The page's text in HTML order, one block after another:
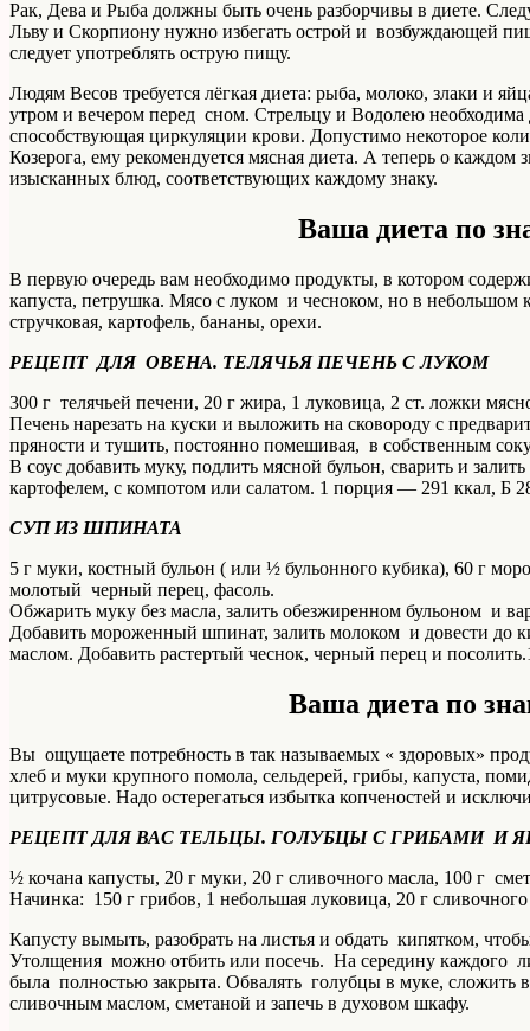
Рак, Дева и Рыба должны быть очень разборчивы в диете.
Льву и Скорпиону нужно избегать острой и возбуждающей
следует употреблять острую пищу.
Людям Весов требуется лёгкая диета: рыба, молоко, злаки и
утром и вечером перед сном. Стрельцу и Водолею
способствующая циркуляции крови. Допустимо некоторое
Козерога, ему рекомендуется мясная диета. А теперь о
изысканных блюд, соответствующих каждому знаку.
Ваша диета по
В первую очередь вам необходимо продукты, в котором
капуста, петрушка. Мясо с луком и чесноком, но в небольшом
стручковая, картофель, бананы, орехи.
РЕЦЕПТ ДЛЯ ОВЕНА. ТЕЛЯЧЬЯ ПЕЧЕНЬ С ЛУКОМ
300 г телячьей печени, 20 г жира, 1 луковица, 2 ст. ложки
Печень нарезать на куски и выложить на сковороду с
пряности и тушить, постоянно помешивая, в собственным
В соус добавить муку, подлить мясной бульон, сварить и
картофелем, с компотом или салатом. 1 порция — 291 ккал, Б
СУП ИЗ ШПИНАТА
5 г муки, костный бульон ( или ½ бульонного кубика), 60 г
молотый черный перец, фасоль.
Обжарить муку без масла, залить обезжиренном бульоном и
Добавить мороженный шпинат, залить молоком и довести до
маслом. Добавить растертый чеснок, черный перец и
Ваша диета по
Вы ощущаете потребность в так называемых « здоровых»
хлеб и муки крупного помола, сельдерей, грибы, капуста,
цитрусовые. Надо остерегаться избытка копченостей и
РЕЦЕПТ ДЛЯ ВАС ТЕЛЬЦЫ. ГОЛУБЦЫ С ГРИБАМИ И
½ кочана капусты, 20 г муки, 20 г сливочного масла, 100 г
Начинка: 150 г грибов, 1 небольшая луковица, 20 г
Капусту вымыть, разобрать на листья и обдать кипятком,
Утолщения можно отбить или посечь. На середину каждого
была полностью закрыта. Обвалять голубцы в муке, сложить
сливочным маслом, сметаной и запечь в духовом шкафу.